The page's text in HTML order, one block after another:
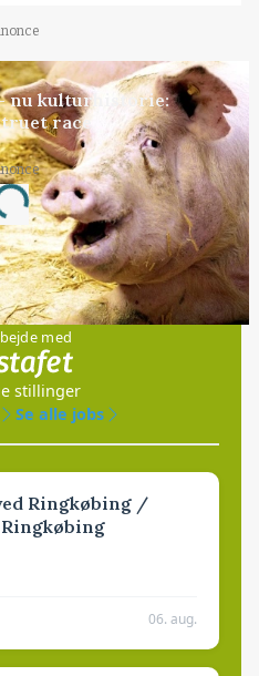
– nu kulturhistorie:
truet race
med
stillinger
Se alle jobs
Ringkøbing /
06. aug.